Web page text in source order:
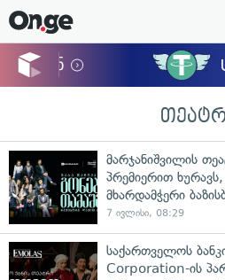
მარჯანიშვილის
პრემიერით
მხარდამჭერი
7 ივლისი, 08:29
საქართველოს
Corporation-ის